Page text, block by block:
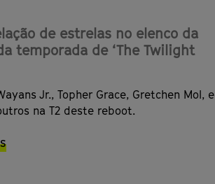
de estrelas no elenco da
temporada de ‘The Twilight
Jr., Topher Grace, Gretchen Mol, e
na T2 deste reboot.